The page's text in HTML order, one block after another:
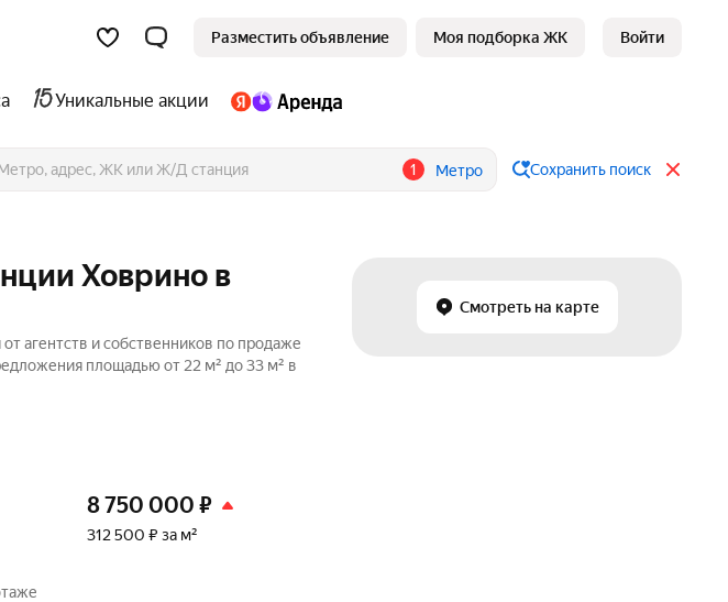
Разместить объявление Моя подборка ЖК Войти
Уникальные акции
1 Метро Сохранить поиск
Смотреть на карте
Ховрино в
агентств и собственников по продаже
площадью от 22 м² до 33 м² в
8 750 000 ₽
312 500 ₽ за м²